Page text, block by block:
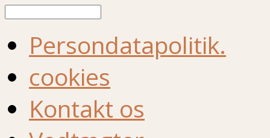
Persondatapolitik.
cookies
Kontakt os